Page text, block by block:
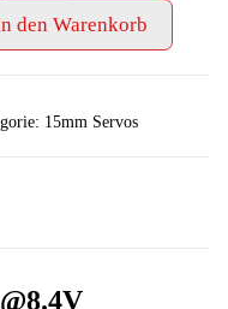
1810
20kg/cm@8.4V
den Warenkorb
15mm Servos